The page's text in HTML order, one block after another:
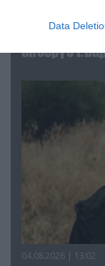
Data
Αυτή την ώρα
υπουργό
04.08.2026 | 13:02